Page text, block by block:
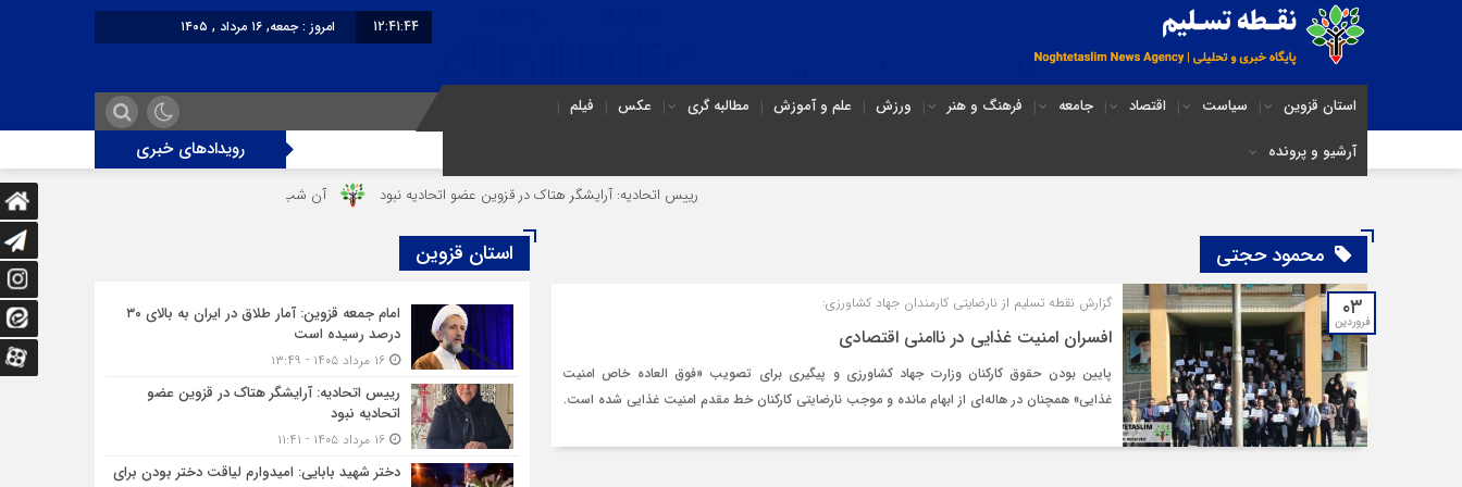
12:41:44
امروز : جمعه, ۱۶ مرداد , ۱۴۰۵
استان قزوین سیاست اقتصاد جامعه فرهنگ و هنر ورزش علم و آموزش مطالبه گری عکس
فیلم
آرشیو و پرونده
رویدادهای خبری
رییس اتحادیه: آرایشگر هتاک در قزوین عضو اتحادیه نبود آن شب وحشتناک در خانه «عصمت» از دندانپزشک
محمود حجتی
۰۳
فروردین
گزارش نقطه تسلیم از نارضایتی کارمندان جهاد کشاورزی:
افسران امنیت غذایی در ناامنی اقتصادی
پایین بودن حقوق کارکنان وزارت جهاد کشاورزی و پیگیری برای تصویب «فوق العاده خاص امنیت
غذایی» همچنان در هاله‌ای از ابهام مانده و موجب نارضایتی کارکنان خط مقدم امنیت غذایی شده است.
استان قزوین
امام جمعه قزوین: آمار طلاق در ایران به بالای ۳۰
درصد رسیده است
۱۶ مرداد ۱۴۰۵ - ۱۳:۴۹
رییس اتحادیه: آرایشگر هتاک در قزوین عضو
اتحادیه نبود
۱۶ مرداد ۱۴۰۵ - ۱۱:۴۱
دختر شهید بابایی: امیدوارم لیاقت دختر بودن برای